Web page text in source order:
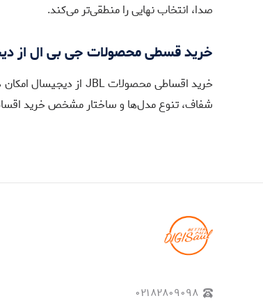
صدا، انتخاب نهایی را منطقی‌تر می‌کند.
خرید قسطی محصولات جی بی ال از
خرید اقساطی محصولات JBL از دیجیسال امکان دسترسی به طیف متنوعی از اسپیکر، هدفون و هندزفری این برند را با شرایط پرداخت مرحله‌ای فراهم می‌کند.
شفاف، تنوع مدل‌ها و ساختار مشخص خرید
۰۲۱۸۲۸۰۹۰۹۸